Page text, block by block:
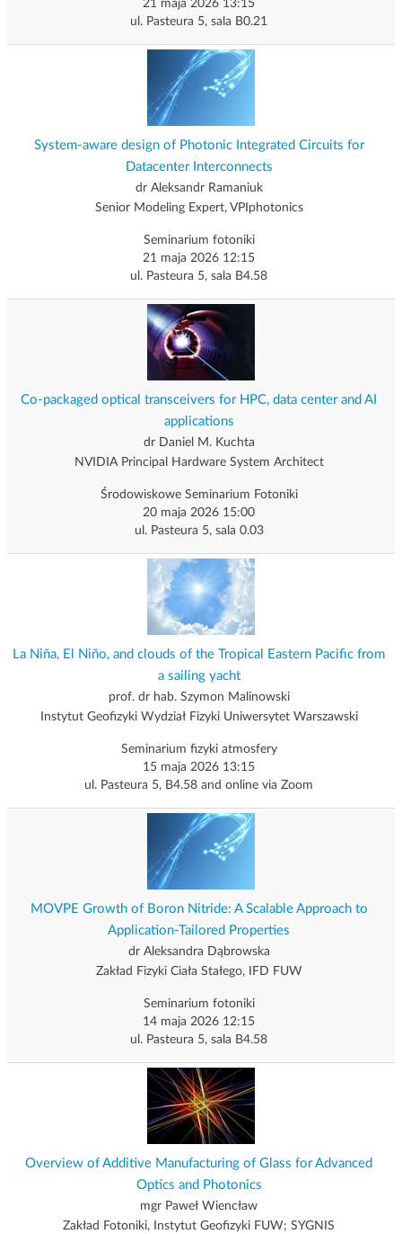
21 maja 2026 13:15
ul. Pasteura 5, sala B0.21
System-aware design of Photonic Integrated Circuits for
Datacenter Interconnects
dr Aleksandr Ramaniuk
Senior Modeling Expert, VPIphotonics
Seminarium fotoniki
21 maja 2026 12:15
ul. Pasteura 5, sala B4.58
Co-packaged optical transceivers for HPC, data center and AI
applications
dr Daniel M. Kuchta
NVIDIA Principal Hardware System Architect
Środowiskowe Seminarium Fotoniki
20 maja 2026 15:00
ul. Pasteura 5, sala 0.03
La Niña, El Niño, and clouds of the Tropical Eastern Pacific from
a sailing yacht
prof. dr hab. Szymon Malinowski
Instytut Geofizyki Wydział Fizyki Uniwersytet Warszawski
Seminarium fizyki atmosfery
15 maja 2026 13:15
ul. Pasteura 5, B4.58 and online via Zoom
MOVPE Growth of Boron Nitride: A Scalable Approach to
Application-Tailored Properties
dr Aleksandra Dąbrowska
Zakład Fizyki Ciała Stałego, IFD FUW
Seminarium fotoniki
14 maja 2026 12:15
ul. Pasteura 5, sala B4.58
Overview of Additive Manufacturing of Glass for Advanced
Optics and Photonics
mgr Paweł Wiencław
Zakład Fotoniki, Instytut Geofizyki FUW; SYGNIS